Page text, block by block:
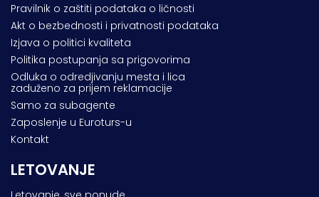
Pravilnik o zaštiti podataka o ličnosti
Akt o bezbednosti i privatnosti podataka
Izjava o politici kvaliteta
Politika postupanja sa prigovorima
Odluka o odredjivanju mesta i lica
zaduženo za prijem reklamacije
Samo za subagente
Zaposlenje u Euroturs-u
Kontakt
LETOVANJE